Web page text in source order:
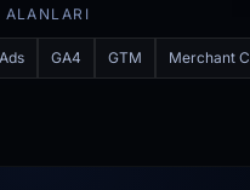
GA4 GTM Merchant